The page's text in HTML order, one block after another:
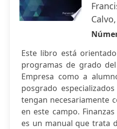
Este libro está
programas de grado
Empresa como a
posgrado
tengan necesariamente
en este campo.
es un manual que trata